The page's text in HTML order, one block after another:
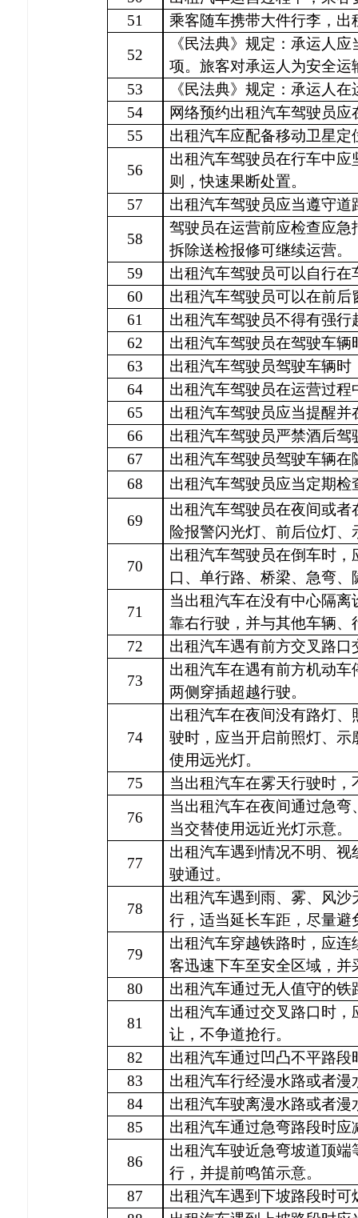
51
乘客随车携带大件行李，
52
《民法典》规定：承运人
项。旅客对承运人为安全
53
《民法典》规定：承运人
54
网络预约出租汽车驾驶员
55
出租汽车应配备移动卫星
56
出租汽车驾驶员在行车中
则，快速果断处置。
57
出租汽车驾驶员应当遵守
58
驾驶员在运营前应检查应
拆除送检报修可继续运营。
59
出租汽车驾驶员可以自行在
60
出租汽车驾驶员可以在前
61
出租汽车驾驶员不得有强
62
出租汽车驾驶员在驾驶车
63
出租汽车驾驶员驾驶车辆
64
出租汽车驾驶员在运营过
65
出租汽车驾驶员应当提醒
66
出租汽车驾驶员严禁酒后
67
出租汽车驾驶员驾驶车辆
68
出租汽车驾驶员应当定期
69
出租汽车驾驶员在夜间或
险报警闪光灯、前后位灯、
70
出租汽车驾驶员在倒车时
口、单行路、桥梁、急弯
71
当出租汽车在没有中心隔
靠右行驶，并与其他车辆
72
出租汽车遇有前方交叉路
73
出租汽车在遇有前方机动
两侧穿插超越行驶。
74
出租汽车在夜间没有路灯
驶时，应当开启前照灯、
使用远光灯。
75
当出租汽车在雾天行驶时
76
当出租汽车在夜间通过急
当交替使用远近光灯示意。
77
出租汽车遇到情况不明、
驶通过。
78
出租汽车遇到雨、雾、风
行，适当延长车距，尽量避
79
出租汽车穿越铁路时，应
客迅速下车至安全区域，并
80
出租汽车通过无人值守的
81
出租汽车通过交叉路口时
让，不争道抢行。
82
出租汽车通过凹凸不平路
83
出租汽车行经漫水路或者
84
出租汽车驶离漫水路或者
85
出租汽车通过急弯路段时应
86
出租汽车驶近急弯坡道顶
行，并提前鸣笛示意。
87
出租汽车遇到下坡路段时可